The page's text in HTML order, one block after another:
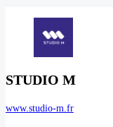
STUDIO M
www.studio-m.fr